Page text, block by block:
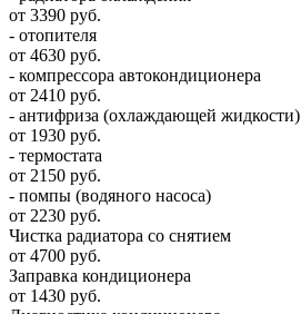
от 3390 руб.
- отопителя
от 4630 руб.
- компрессора автокондиционера
от 2410 руб.
- антифриза (охлаждающей жидкости)
от 1930 руб.
- термостата
от 2150 руб.
- помпы (водяного насоса)
от 2230 руб.
Чистка радиатора со снятием
от 4700 руб.
Заправка кондиционера
от 1430 руб.